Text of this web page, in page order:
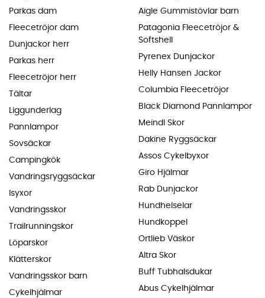
Parkas dam
Fleecetröjor dam
Dunjackor herr
Parkas herr
Fleecetröjor herr
Tältar
Liggunderlag
Pannlampor
Sovsäckar
Campingkök
Vandringsryggsäckar
Isyxor
Vandringsskor
Trailrunningskor
Löparskor
Klätterskor
Vandringsskor barn
Cykelhjälmar
Aigle Gummistövlar barn
Patagonia Fleecetröjor &
Softshell
Pyrenex Dunjackor
Helly Hansen Jackor
Columbia Fleecetröjor
Black Diamond Pannlampor
Meindl Skor
Dakine Ryggsäckar
Assos Cykelbyxor
Giro Hjälmar
Rab Dunjackor
Hundhelselar
Hundkoppel
Ortlieb Väskor
Altra Skor
Buff Tubhalsdukar
Abus Cykelhjälmar